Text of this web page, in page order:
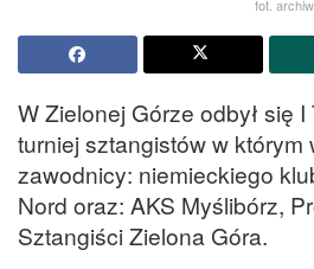
fot.
W Zielonej Górze odbył się
turniej sztangistów w którym
zawodnicy: niemieckiego
Nord oraz: AKS Myślibórz,
Sztangiści Zielona Góra.